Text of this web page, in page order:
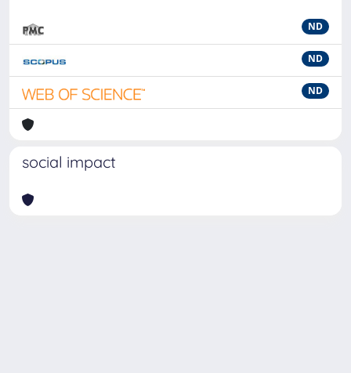
ND
ND
ND
social impact